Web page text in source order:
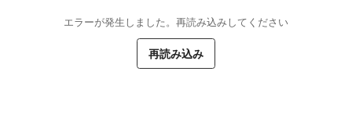
エラーが発生しました。再読み込みしてください
再読み込み